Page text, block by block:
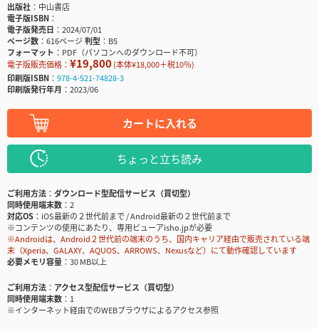
出版社
中山書店
電子版ISBN
電子版発売日
2024/07/01
ページ数
616ページ判型
B5
フォーマット
PDF（パソコンへのダウンロード不可）
電子版販売価格： ¥19,800(本体¥18,000＋税10％)
印刷版ISBN
978-4-521-74828-3
印刷版発行年月
2023/06
カートに入れる
ちょっと立ち読み
ご利用方法
ダウンロード型配信サービス（買切型）
同時使用端末数
2
対応OS
iOS最新の２世代前まで / Android最新の２世代前まで
※コンテンツの使用にあたり、専用ビューアisho.jpが必要
※Androidは、Android２世代前の端末のうち、国内キャリア経由で販売されている端
末（Xperia、GALAXY、AQUOS、ARROWS、Nexusなど）にて動作確認しています
必要メモリ容量
30 MB以上
ご利用方法
アクセス型配信サービス（買切型）
同時使用端末数
1
※インターネット経由でのWEBブラウザによるアクセス参照